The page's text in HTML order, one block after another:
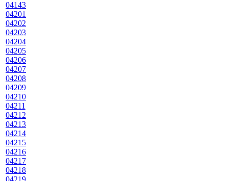
04143
04201
04202
04203
04204
04205
04206
04207
04208
04209
04210
04211
04212
04213
04214
04215
04216
04217
04218
04219